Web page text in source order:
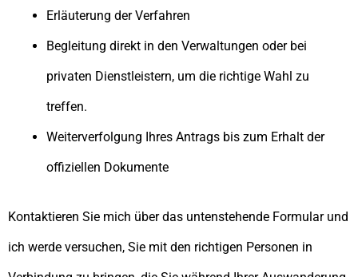
Erläuterung der Verfahren
Begleitung direkt in den Verwaltungen oder bei
privaten Dienstleistern, um die richtige Wahl zu
treffen.
Weiterverfolgung Ihres Antrags bis zum Erhalt der
offiziellen Dokumente
Kontaktieren Sie mich über das untenstehende Formular und
ich werde versuchen, Sie mit den richtigen Personen in